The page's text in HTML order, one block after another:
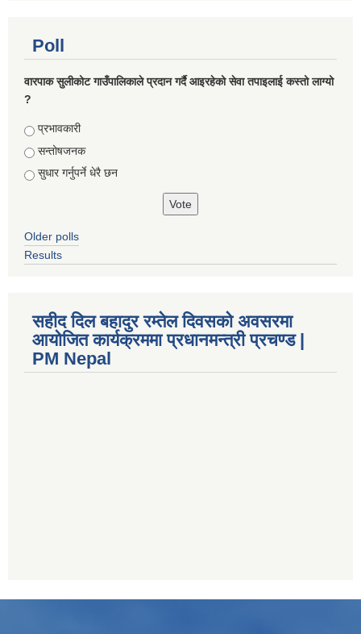
Poll
वारपाक सुलीकोट गाउँपालिकाले प्रदान गर्दै आइरहेको सेवा तपाइलाई कस्तो लाग्यो
?
Choices
प्रभावकारी
सन्तोषजनक
सुधार गर्नुपर्ने धेरै छन
Older polls
Results
सहीद दिल बहादुर रम्तेल दिवसको अवसरमा
आयोजित कार्यक्रममा प्रधानमन्त्री प्रचण्ड |
PM Nepal